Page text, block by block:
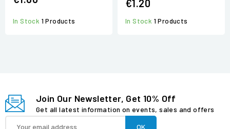
In Stock 1 Products
€1.20
In Stock 1 Products
Join Our Newsletter, Get 10% Off
Get all latest information on events, sales and offers